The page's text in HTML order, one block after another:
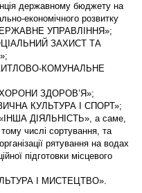
державному бюджету на
економічного розвитку
УПРАВЛІННЯ»;
ЗАХИСТ ТА
КОМУНАЛЬНЕ
ЗДОРОВ’Я»;
КУЛЬТУРА І СПОРТ»;
ДІЯЛЬНІСТЬ», а саме,
числі сортування, та
рятування на водах
підготовки місцевого
І МИСТЕЦТВО».